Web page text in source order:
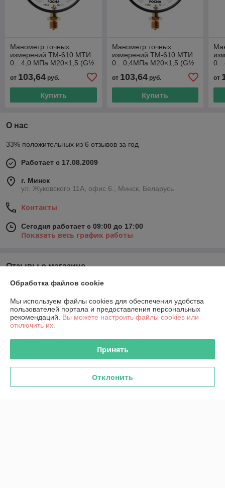
Манометр точных
измерений ТМ-610 МТИ
0…4,0 МПа М20×1,5 (G½
штуцер кл.т.1,0
от 103,64 руб.
Купить
Манометр точных
измерений ТМ-610 МТИ
0…0,4МПа М20×1,5 (G½
штуцер кл.т. 0,6
от 103,64руб.
Купить
от
О нас
33% положительных из 6 отзывов за год
Работает с 17.08.2009
г. Минск
ул. Жуковского 11А, офис 6., Минск, Беларусь
Контакты
Сегодня работает с 09:00 до 17:00
Показать весь график работы
Отзывы о магазине
У компании пока нет отзывов, добавьте первый
О нас
Контакты
Доставка и оплата
График работы
Обработка файлов cookie
Мы используем файлы cookies для обеспечения удобства
пользователей портала и предоставления персональных
рекомендаций. Вы можете настроить файлы cookies или
отключить их.
Принять
Отклонить